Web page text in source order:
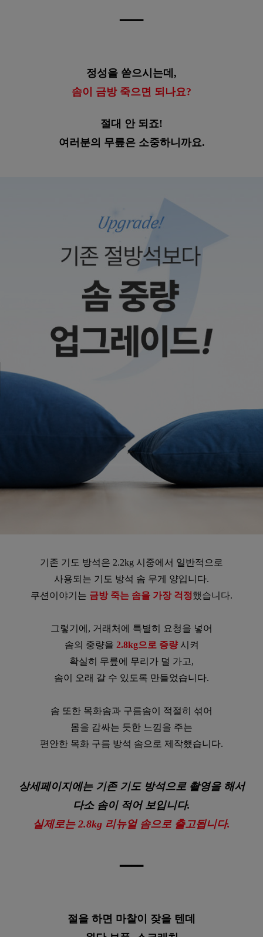
━━━━
정성을 쏟으시는데,
솜이 금방 죽으면 되나요?
절대 안 되죠!
여러분의 무릎은 소중하니까요.
기존 기도 방석은 2.2kg 시중에서 일반적으로
사용되는 기도 방석 솜 무게 양입니다.
쿠션이야기는 금방 죽는 솜을 가장 걱정했습니다.
그렇기에, 거래처에 특별히 요청을 넣어
솜의 중량을 2.8kg으로 증량시켜
확실히 무릎에 무리가 덜 가고,
솜이 오래 갈 수 있도록 만들었습니다.
솜 또한 목화솜과 구름솜이 적절히 섞어
몸을 감싸는 듯한 느낌을 주는
편안한 목화 구름 방석 솜으로 제작했습니다.
상세페이지에는 기존 기도 방석으로 촬영을 해서
다소 솜이 적어 보입니다.
실제로는 2.8kg 리뉴얼 솜으로 출고됩니다.
━━━━
절을 하면 마찰이 잦을 텐데